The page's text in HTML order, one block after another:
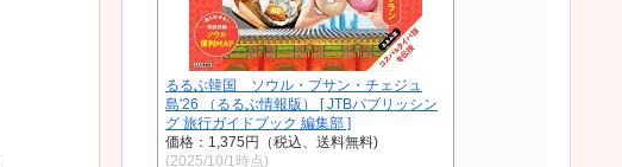
るるぶ韓国 ソウル・プサン・チェジュ
島'26 （るるぶ情報版） [ JTBパブリッシン
グ 旅行ガイドブック 編集部 ]
価格：1,375円（税込、送料無料)
(2025/10/1時点)